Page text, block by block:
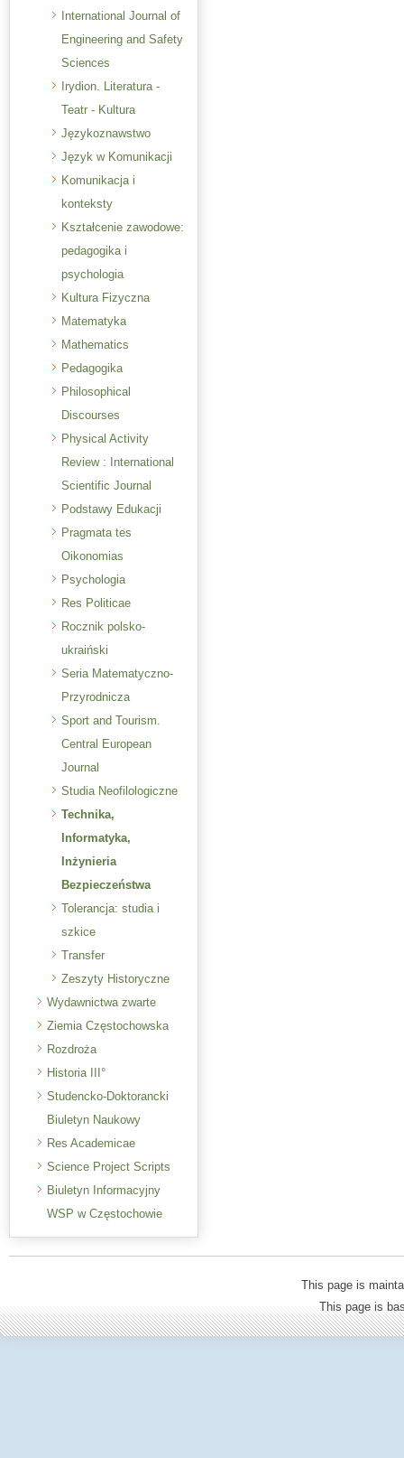
International Journal of
Engineering and Safety
Sciences
Irydion. Literatura -
Teatr - Kultura
Językoznawstwo
Język w Komunikacji
Komunikacja i
konteksty
Kształcenie zawodowe:
pedagogika i
psychologia
Kultura Fizyczna
Matematyka
Mathematics
Pedagogika
Philosophical
Discourses
Physical Activity
Review : International
Scientific Journal
Podstawy Edukacji
Pragmata tes
Oikonomias
Psychologia
Res Politicae
Rocznik polsko-
ukraiński
Seria Matematyczno-
Przyrodnicza
Sport and Tourism.
Central European
Journal
Studia Neofilologiczne
Technika,
Informatyka,
Inżynieria
Bezpieczeństwa
Tolerancja: studia i
szkice
Transfer
Zeszyty Historyczne
Wydawnictwa zwarte
Ziemia Częstochowska
Rozdroża
Historia III°
Studencko-Doktorancki
Biuletyn Naukowy
Res Academicae
Science Project Scripts
Biuletyn Informacyjny
WSP w Częstochowie
This page is
This page is